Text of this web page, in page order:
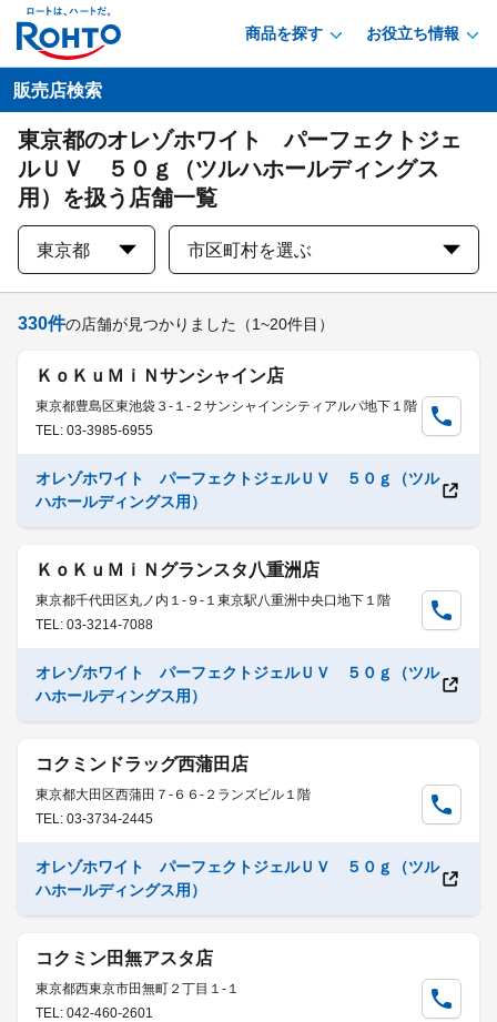
商品を探す お役立ち情報
販売店検索
東京都のオレゾホワイト パーフェクトジェ
ルＵＶ ５０ｇ（ツルハホールディングス
用）を扱う店舗一覧
東京都 市区町村を選ぶ
330件の店舗が見つかりました （1~20件目）
ＫｏＫｕＭｉＮサンシャイン店
東京都豊島区東池袋３-１-２サンシャインシティアルパ地下１階
TEL: 03-3985-6955
オレゾホワイト パーフェクトジェルＵＶ ５０ｇ（ツル
ハホールディングス用）
ＫｏＫｕＭｉＮグランスタ八重洲店
東京都千代田区丸ノ内１-９-１東京駅八重洲中央口地下１階
TEL: 03-3214-7088
オレゾホワイト パーフェクトジェルＵＶ ５０ｇ（ツル
ハホールディングス用）
コクミンドラッグ西蒲田店
東京都大田区西蒲田７-６６-２ランズビル１階
TEL: 03-3734-2445
オレゾホワイト パーフェクトジェルＵＶ ５０ｇ（ツル
ハホールディングス用）
コクミン田無アスタ店
東京都西東京市田無町２丁目１-１
TEL: 042-460-2601